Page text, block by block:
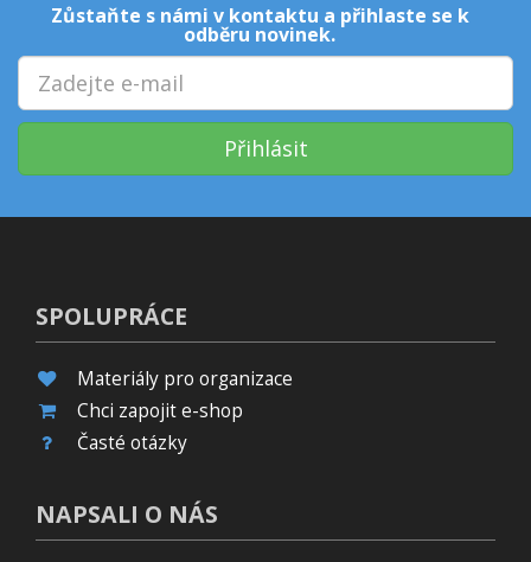
Zůstaňte s námi v kontaktu a přihlaste se k
odběru novinek.
Přihlásit
SPOLUPRÁCE
Materiály pro organizace
Chci zapojit e-shop
Časté otázky
NAPSALI O NÁS